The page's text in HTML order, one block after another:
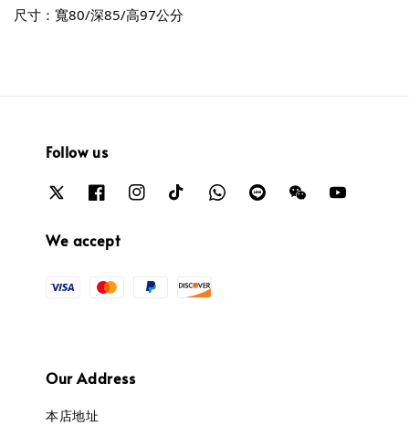
尺寸：寬80/深85/高97公分
Follow us
We accept
Our Address
本店地址